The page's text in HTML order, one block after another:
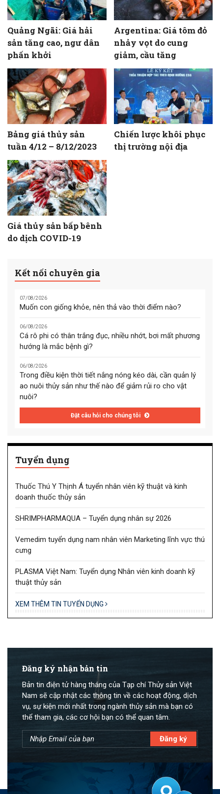
Quảng Ngãi: Giá hải
sản tăng cao, ngư dân
phấn khởi
Argentina: Giá tôm đỏ
nhảy vọt do cung
giảm, cầu tăng
Bảng giá thủy sản
tuần 4/12 – 8/12/2023
Chiến lược khôi phục
thị trường nội địa
Giá thủy sản bấp bênh
do dịch COVID-19
Kết nối chuyên gia
07/08/2026
Muốn con giống khỏe, nên thả vào thời điểm nào?
06/08/2026
Cá rô phi có thân trắng đục, nhiều nhớt, bơi mất phương
hướng là mắc bệnh gì?
06/08/2026
Trong điều kiện thời tiết nắng nóng kéo dài, cần quản lý
ao nuôi thủy sản như thế nào để giảm rủi ro cho vật
nuôi?
Đặt câu hỏi cho chúng tôi
Tuyển dụng
Thuốc Thú Y Thịnh Á tuyển nhân viên kỹ thuật và kinh
doanh thuốc thủy sản
SHRIMPHARMAQUA – Tuyển dụng nhân sự 2026
Vemedim tuyển dụng nam nhân viên Marketing lĩnh vực thú
cưng
PLASMA Việt Nam: Tuyển dụng Nhân viên kinh doanh kỹ
thuật thủy sản
XEM THÊM TIN TUYỂN DỤNG
Đăng ký nhận bản tin
Bản tin điện tử hàng tháng của Tạp chí Thủy sản Việt
Nam sẽ cập nhật các thông tin về các hoạt động, dịch
vụ, sự kiện mới nhất trong ngành thủy sản mà bạn có
thể tham gia, các cơ hội bạn có thể quan tâm.